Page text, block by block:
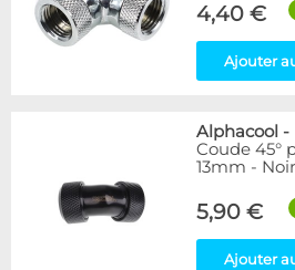
4,40 €
Ajouter
Alphacool -
Coude 45°
13mm - Noir
5,90 €
Ajouter